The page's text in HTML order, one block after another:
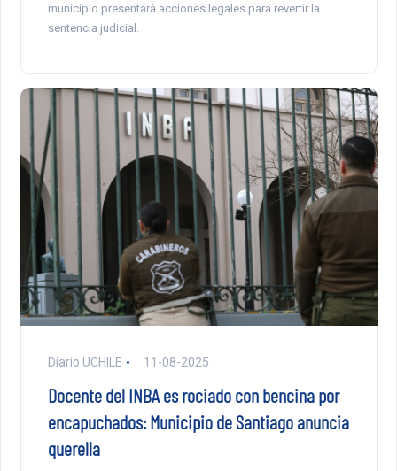
municipio presentará acciones legales para revertir la
sentencia judicial.
Diario UCHILE 11-08-2025
Docente del INBA es rociado con bencina por
encapuchados: Municipio de Santiago anuncia
querella